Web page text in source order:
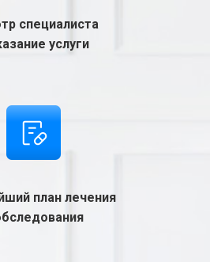
специалиста
услуги
план лечения